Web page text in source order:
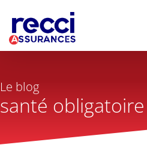
Le blog
santé obligatoire